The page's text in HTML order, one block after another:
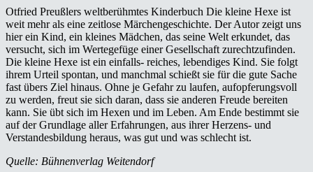
Otfried Preußlers weltberühmtes Kinderbuch Die kleine Hexe ist
weit mehr als eine zeitlose Märchengeschichte. Der Autor zeigt uns
hier ein Kind, ein kleines Mädchen, das seine Welt erkundet, das
versucht, sich im Wertegefüge einer Gesellschaft zurechtzufinden.
Die kleine Hexe ist ein einfalls- reiches, lebendiges Kind. Sie folgt
ihrem Urteil spontan, und manchmal schießt sie für die gute Sache
fast übers Ziel hinaus. Ohne je Gefahr zu laufen, aufopferungsvoll
zu werden, freut sie sich daran, dass sie anderen Freude bereiten
kann. Sie übt sich im Hexen und im Leben. Am Ende bestimmt sie
auf der Grundlage aller Erfahrungen, aus ihrer Herzens- und
Verstandesbildung heraus, was gut und was schlecht ist.
Quelle: Bühnenverlag Weitendorf